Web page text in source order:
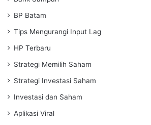
BP Batam
Tips Mengurangi Input Lag
HP Terbaru
Strategi Memilih Saham
Strategi Investasi Saham
Investasi dan Saham
Aplikasi Viral